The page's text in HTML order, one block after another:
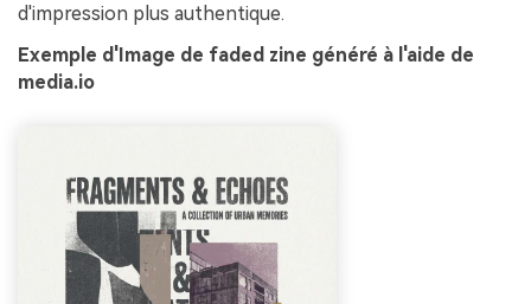
d'impression plus authentique.
Exemple d'Image de faded zine généré à l'aide de
media.io